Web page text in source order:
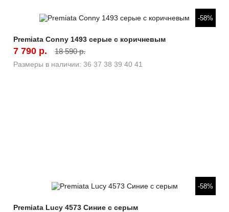
Быстрый просмотр -58%
Premiata Conny 1493 серые с коричневым
7 790 р. 18 590 р.
Размеры в наличии: 36 37 38 39 40 41
Быстрый просмотр -58%
Premiata Lucy 4573 Синие с серым